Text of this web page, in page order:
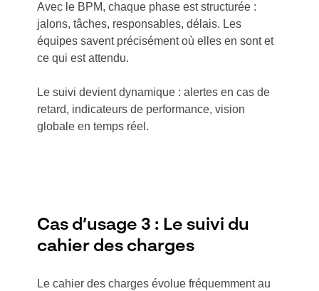
Avec le BPM, chaque phase est structurée :
jalons, tâches, responsables, délais. Les
équipes savent précisément où elles en sont et
ce qui est attendu.
Le suivi devient dynamique : alertes en cas de
retard, indicateurs de performance, vision
globale en temps réel.
Cas d’usage 3 : Le suivi du
cahier des charges
Le cahier des charges évolue fréquemment au